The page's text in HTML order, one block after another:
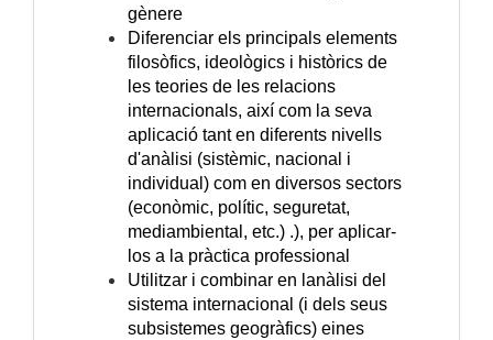
gènere
Diferenciar els principals elements
filosòfics, ideològics i històrics de
les teories de les relacions
internacionals, així com la seva
aplicació tant en diferents nivells
d'anàlisi (sistèmic, nacional i
individual) com en diversos sectors
(econòmic, polític, seguretat,
mediambiental, etc.) .), per aplicar-
los a la pràctica professional
Utilitzar i combinar en lanàlisi del
sistema internacional (i dels seus
subsistemes geogràfics) eines